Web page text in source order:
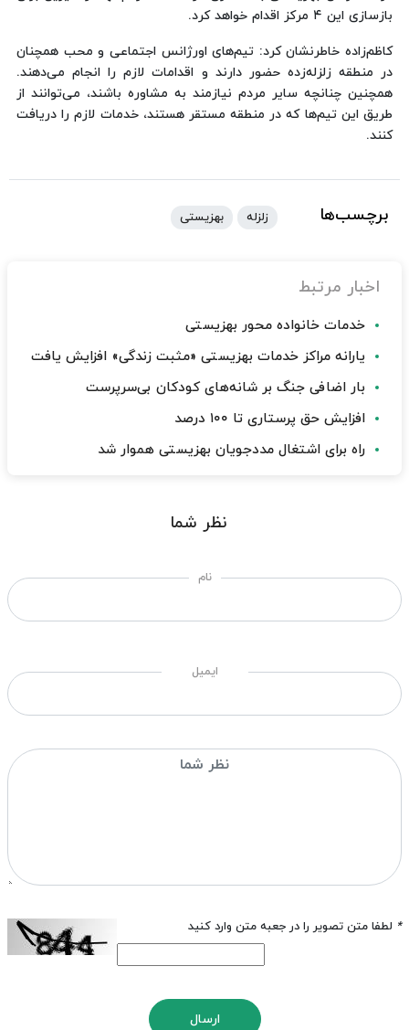
بازسازی این ۴ مرکز اقدام خواهد کرد.
کاظم‌زاده خاطرنشان کرد: تیم‌های اورژانس اجتماعی و محب همچنان
در منطقه زلزله‌زده حضور دارند و اقدامات لازم را انجام می‌دهند.
همچنین چنانچه سایر مردم نیازمند به مشاوره باشند، می‌توانند از
طریق این تیم‌ها که در منطقه مستقر هستند، خدمات لازم را دریافت
کنند.
برچسب‌ها زلزله بهزیستی
اخبار مرتبط
خدمات خانواده محور بهزیستی
یارانه مراکز خدمات بهزیستی «مثبت زندگی» افزایش یافت
بار اضافی جنگ بر شانه‌های کودکان بی‌سرپرست
افزایش حق پرستاری تا ۱۰۰ درصد
راه برای اشتغال مددجویان بهزیستی هموار شد
نظر شما
نام
ایمیل
* لطفا متن تصویر را در جعبه متن وارد کنید
ارسال